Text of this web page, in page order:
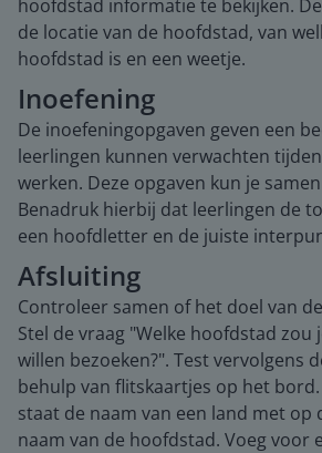
hoofdstad informatie te bekijken.
de locatie van de hoofdstad, van
hoofdstad is en een weetje.
Inoefening
De inoefeningopgaven geven een
leerlingen kunnen verwachten
werken. Deze opgaven kun je
Benadruk hierbij dat leerlingen de
een hoofdletter en de juiste
Afsluiting
Controleer samen of het doel van
Stel de vraag "Welke hoofdstad zou
willen bezoeken?". Test vervolgens
behulp van flitskaartjes op het
staat de naam van een land met op
naam van de hoofdstad. Voeg voor